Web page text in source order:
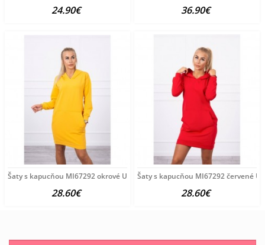
24.90€ 36.90€
Šaty s kapucňou MI67292 okrové Univerzálna Okrová
28.60€
Šaty s kapucňou MI67292 červené
28.60€